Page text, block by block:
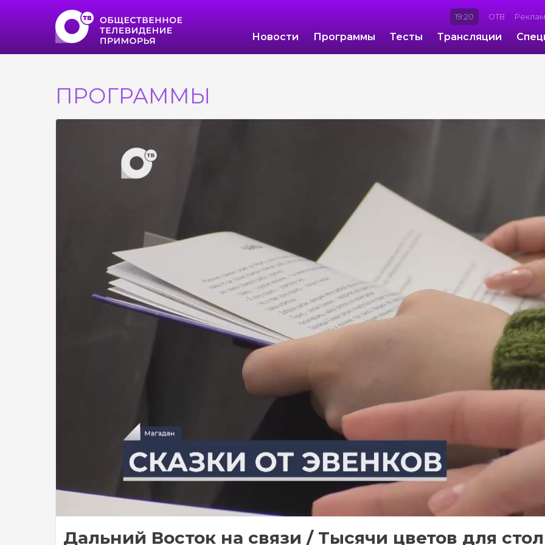
19:20 ОТВ
Новости Программы Тесты Трансляции
ПРОГРАММЫ
Дальний Восток на связи / Тысячи цветов для